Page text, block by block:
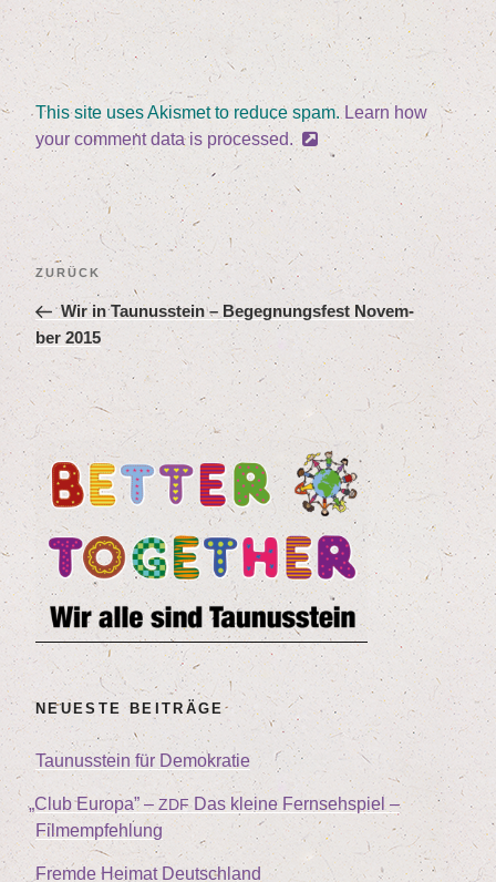
This site uses Akismet to reduce spam.Learn how
your comment data is processed.
Beitragsnavigation
Vorheriger
Beitrag
ZURÜCK
Wir in Tau­nus­stein – Begeg­nungs­fest Novem­
ber 2015
NEU­ES­TE BEITRÄGE
Tau­nus­stein für Demokratie
„Club Euro­pa” – ZDFDas klei­ne Fern­seh­spiel –
Filmempfehlung
Frem­de Hei­mat Deutschland